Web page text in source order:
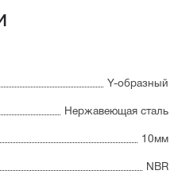
Y-образный
Нержавеющая сталь
10мм
NBR